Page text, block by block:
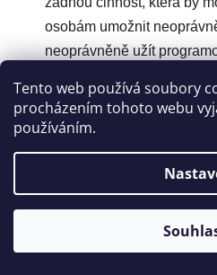
Tento web používá soubory
procházením tohoto webu
používáním.
osobám umožnit
neoprávněně užít
obchod nebo jeho části či
takovým způsobem, který
Kupující tímto přebírá na
okolností ve smyslu §